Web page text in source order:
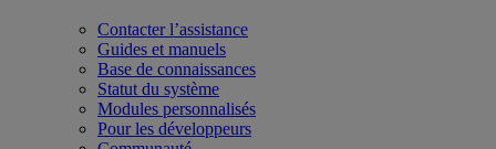
Contacter l’assistance
Guides et manuels
Base de connaissances
Statut du système
Modules personnalisés
Pour les développeurs